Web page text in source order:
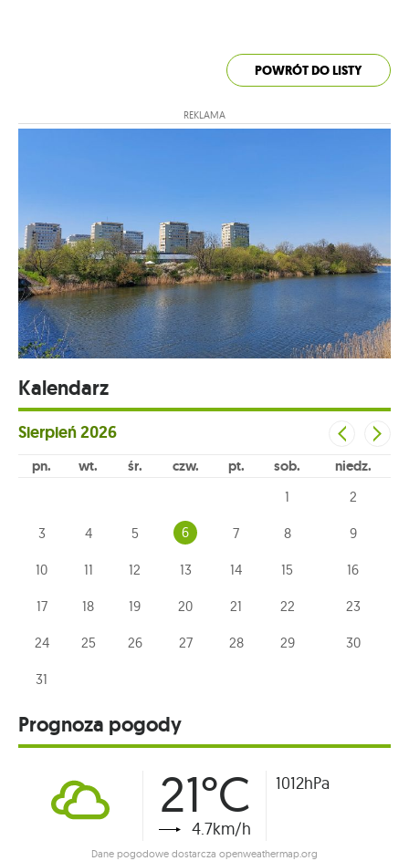
POWRÓT DO LISTY
REKLAMA
Kalendarz
Sierpień2026
pn wt śr czw pt sob niedz
1 2
3 4 5 6 7 8 9
10 11 12 13 14 15 16
17 18 19 20 21 22 23
24 25 26 27 28 29 30
31
Prognoza pogody
21°C
4.7km/h
1012hPa
Dane pogodowe dostarcza openweathermap.org